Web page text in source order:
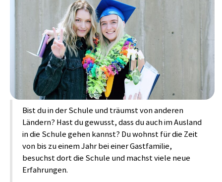
Bist du in der Schule und träumst von anderen
Ländern? Hast du gewusst, dass du auch im Ausland
in die Schule gehen kannst? Du wohnst für die Zeit
von bis zu einem Jahr bei einer Gastfamilie,
besuchst dort die Schule und machst viele neue
Erfahrungen.